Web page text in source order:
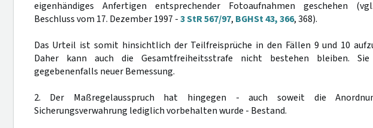
eigenhändiges Anfertigen entsprechender Fotoaufnahmen geschehen
Beschluss vom 17. Dezember 1997 -3 StR 567/97, BGHSt 43, 366, 368).
Das Urteil ist somit hinsichtlich der Teilfreisprüche in den Fällen 9 und 10
Daher kann auch die Gesamtfreiheitsstrafe nicht bestehen bleiben.
gegebenenfalls neuer Bemessung.
2. Der Maßregelausspruch hat hingegen - auch soweit die
Sicherungsverwahrung lediglich vorbehalten wurde - Bestand.